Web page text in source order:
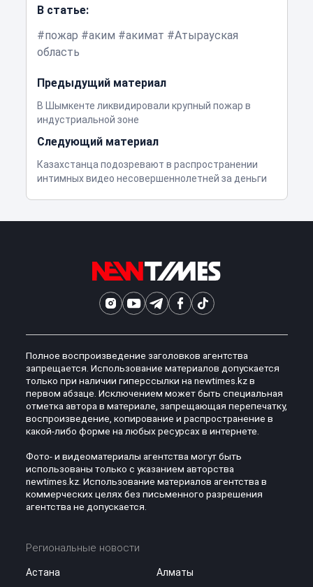
В статье:
пожар
аким акимат
Атырауская
область
Предыдущий материал
В Шымкенте ликвидировали крупный пожар в
индустриальной зоне
Следующий материал
Казахстанца подозревают в распространении
интимных видео несовершеннолетней за деньги
Полное воспроизведение заголовков агентства
запрещается. Использование материалов допускается
только при наличии гиперссылки на newtimes.kz в
первом абзаце. Исключением может быть специальная
отметка автора в материале, запрещающая перепечатку,
воспроизведение, копирование и распространение в
какой-либо форме на любых ресурсах в интернете.
Фото- и видеоматериалы агентства могут быть
использованы только с указанием авторства
newtimes.kz. Использование материалов агентства в
коммерческих целях без письменного разрешения
агентства не допускается.
Региональные новости
Астана
Алматы